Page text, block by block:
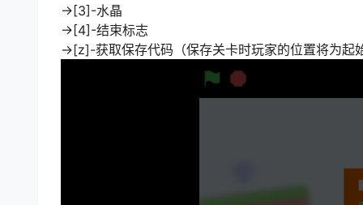
->[3]-水晶
->[4]-结束标志
->[z]-获取保存代码（保存关卡时玩家的位置将为起